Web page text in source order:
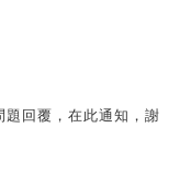
回覆，在此通知，謝